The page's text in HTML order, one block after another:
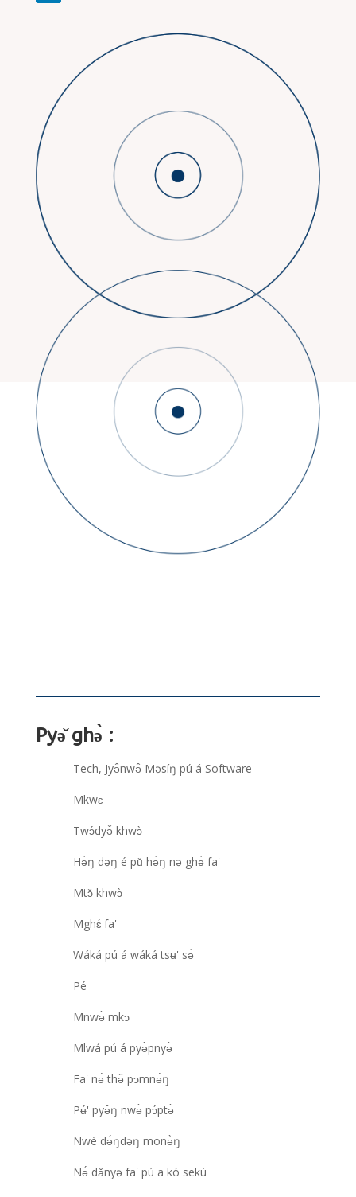
Pyə̌ ghə̀ :
Tech, Jyə̂nwə̂ Məsíŋ pú á Software
Mkwɛ
Twɔ́dyə̌ khwɔ̀
Hə́ŋ dəŋ é pǔ hə́ŋ nə ghə̀ fa'
Mtɔ̌ khwɔ̀
Mghɛ́ fa'
Wáká pú á wáká tsʉ' sə́
Pé
Mnwə̀ mkɔ
Mlwá pú á pyə̀pnyə̀
Fa' nə́ thə̂ pɔmnə́ŋ
Pʉ́' pyə̌ŋ nwə̀ pɔ́ptə̀
Nwè də́ŋdəŋ monə̀ŋ
Nə́ dǎnyə fa' pú a kó sekú